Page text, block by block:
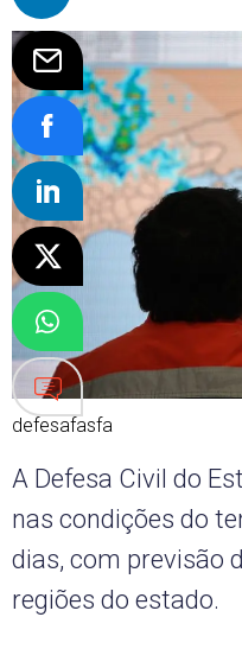
defesafasfa
A Defesa Civil do
nas condições do
dias, com previsão
regiões do estado.